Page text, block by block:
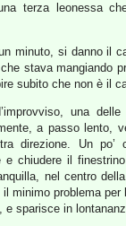
terza leonessa
minuto, si danno il
stava mangiando
subito che non è il
una
a passo lento,
direzione. Un
e chiudere il
nel centro
il minimo problema
e sparisce in